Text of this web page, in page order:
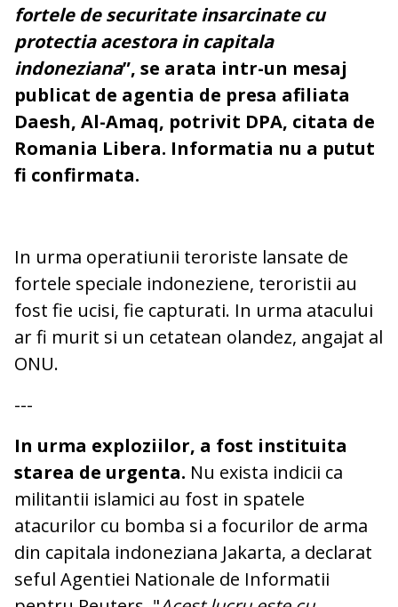
fortele de securitate insarcinate cu
protectia acestora in capitala
indoneziana”, se arata intr-un mesaj
publicat de agentia de presa afiliata
Daesh, Al-Amaq, potrivit DPA, citata de
Romania Libera. Informatia nu a putut
fi confirmata.
In urma operatiunii teroriste lansate de
fortele speciale indoneziene, teroristii au
fost fie ucisi, fie capturati. In urma atacului
ar fi murit si un cetatean olandez, angajat al
ONU.
---
In urma exploziilor, a fost instituita
starea de urgenta. Nu exista indicii ca
militantii islamici au fost in spatele
atacurilor cu bomba si a focurilor de arma
din capitala indoneziana Jakarta, a declarat
seful Agentiei Nationale de Informatii